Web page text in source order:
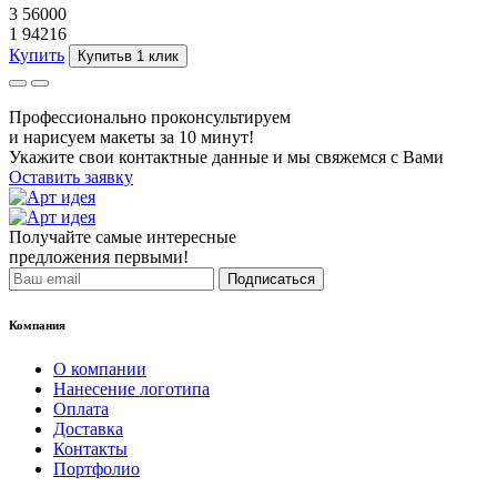
3 56000
1 94216
Купить
Купитьв 1 клик
Профессионально проконсультируем
и нарисуем макеты за 10 минут!
Укажите свои контактные данные и мы свяжемся с Вами
Оставить заявку
Получайте самые интересные
предложения первыми!
Подписаться
Компания
О компании
Нанесение логотипа
Оплата
Доставка
Контакты
Портфолио